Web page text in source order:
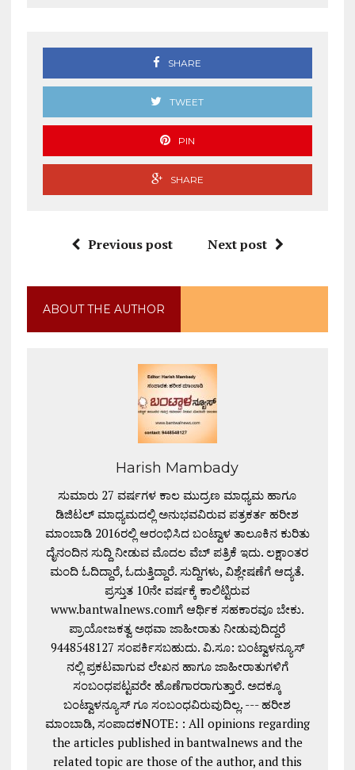
SHARE
TWEET
PIN
SHARE
Previous post Next post
ABOUT THE AUTHOR
Harish Mambady
ಸುಮಾರು 27 ವರ್ಷಗಳ ಕಾಲ ಮುದ್ರಣ ಮಾಧ್ಯಮ ಹಾಗೂ
ಡಿಜಿಟಲ್ ಮಾಧ್ಯಮದಲ್ಲಿ ಅನುಭವವಿರುವ ಪತ್ರಕರ್ತ ಹರೀಶ
ಮಾಂಬಾಡಿ 2016ರಲ್ಲಿ ಆರಂಭಿಸಿದ ಬಂಟ್ವಾಳ ತಾಲೂಕಿನ ಕುರಿತು
ದೈನಂದಿನ ಸುದ್ದಿ ನೀಡುವ ಮೊದಲ ವೆಬ್ ಪತ್ರಿಕೆ ಇದು. ಲಕ್ಷಾಂತರ
ಮಂದಿ ಓದಿದ್ದಾರೆ, ಓದುತ್ತಿದ್ದಾರೆ. ಸುದ್ದಿಗಳು, ವಿಶ್ಲೇಷಣೆಗೆ ಆದ್ಯತೆ.
ಪ್ರಸ್ತುತ 10ನೇ ವರ್ಷಕ್ಕೆ ಕಾಲಿಟ್ಟಿರುವ
www.bantwalnews.comಗೆ ಆರ್ಥಿಕ ಸಹಕಾರವೂ ಬೇಕು.
ಪ್ರಾಯೋಜಕತ್ವ ಅಥವಾ ಜಾಹೀರಾತು ನೀಡುವುದಿದ್ದರೆ
9448548127 ಸಂಪರ್ಕಿಸಬಹುದು. ವಿ.ಸೂ: ಬಂಟ್ವಾಳನ್ಯೂಸ್
ನಲ್ಲಿ ಪ್ರಕಟವಾಗುವ ಲೇಖನ ಹಾಗೂ ಜಾಹೀರಾತುಗಳಿಗೆ
ಸಂಬಂಧಪಟ್ಟವರೇ ಹೊಣೆಗಾರರಾಗುತ್ತಾರೆ. ಅದಕ್ಕೂ
ಬಂಟ್ವಾಳನ್ಯೂಸ್ ಗೂ ಸಂಬಂಧವಿರುವುದಿಲ್ಲ. --- ಹರೀಶ
ಮಾಂಬಾಡಿ, ಸಂಪಾದಕNOTE: : All opinions regarding
the articles published in bantwalnews and the
related topic are those of the author, and this